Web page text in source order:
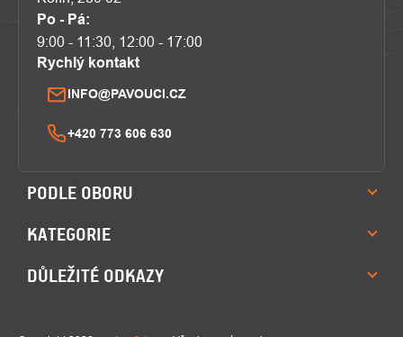
Po - Pá:
9:00 - 11:30, 12:00 - 17:00
Rychlý kontakt
INFO@PAVOUCI.CZ
+420 773 606 630
PODLE OBORU
KATEGORIE
DŮLEŽITÉ ODKAZY